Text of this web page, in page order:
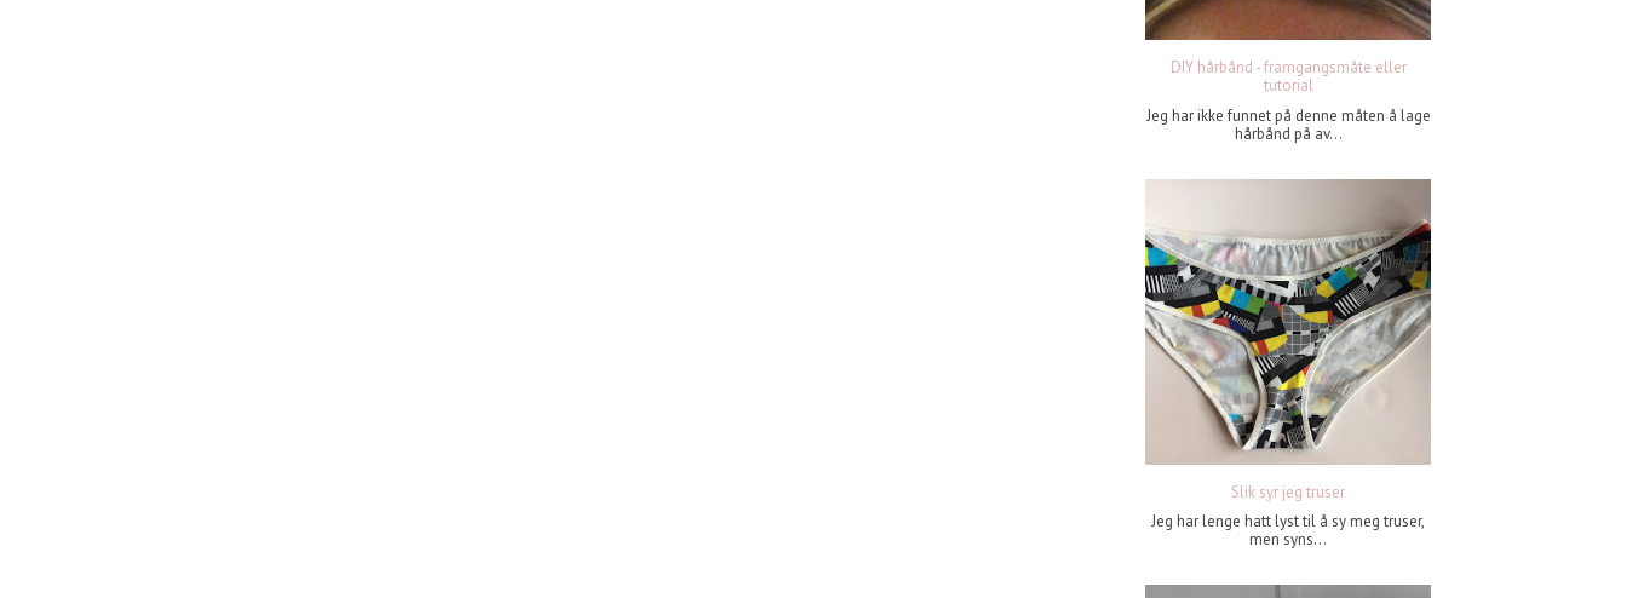
DIY hårbånd - framgangsmåte eller
tutorial
Jeg har ikke funnet på denne måten å lage
hårbånd på av...
Slik syr jeg truser
Jeg har lenge hatt lyst til å sy meg truser,
men syns...